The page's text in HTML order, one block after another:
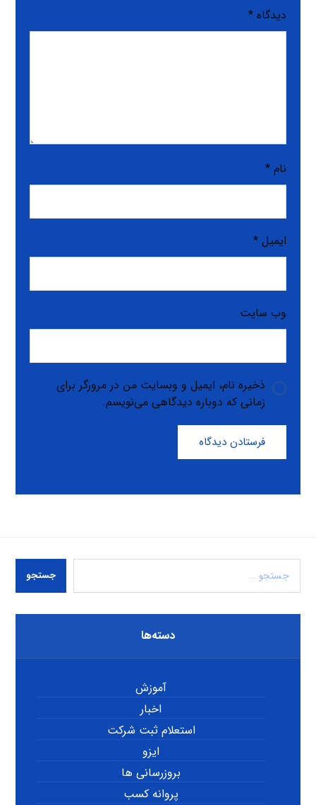
دیدگاه*
نام*
ایمیل*
وب‌ سایت
ذخیره نام، ایمیل و وبسایت من در مرورگر برای
زمانی که دوباره دیدگاهی می‌نویسم.
فرستادن دیدگاه
جستجو
دسته‌ها
آموزش
اخبار
استعلام ثبت شرکت
ایزو
بروزرسانی ها
پروانه کسب